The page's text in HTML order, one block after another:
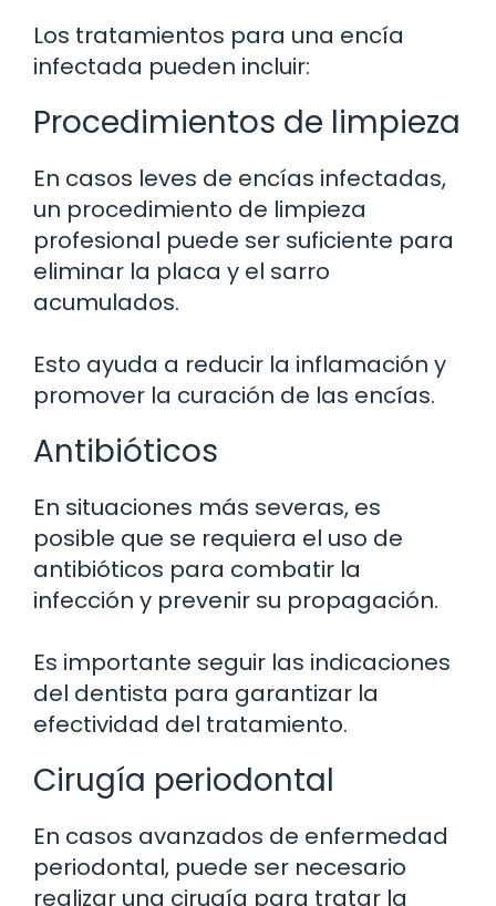
Los tratamientos para una encía
infectada pueden incluir:
Procedimientos de limpieza
En casos leves de encías infectadas,
un procedimiento de limpieza
profesional puede ser suficiente para
eliminar la placa y el sarro
acumulados.
Esto ayuda a reducir la inflamación y
promover la curación de las encías.
Antibióticos
En situaciones más severas, es
posible que se requiera el uso de
antibióticos para combatir la
infección y prevenir su propagación.
Es importante seguir las indicaciones
del dentista para garantizar la
efectividad del tratamiento.
Cirugía periodontal
En casos avanzados de enfermedad
periodontal, puede ser necesario
realizar una cirugía para tratar la